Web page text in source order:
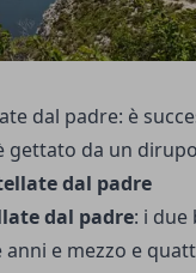
dal padre: è
gettato da un dirupo
dal padre: i due
e mezzo e